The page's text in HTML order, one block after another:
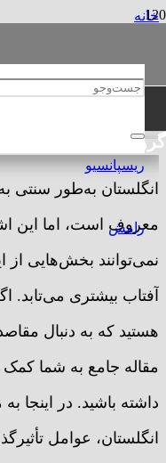
گروه حقوقی و
خانه
آفتابی ‌ترین
انگلستان به‌طور سنتی
معروف است، اما این
نمی‌توانند بخش‌هایی از
آفتاب بیشتری می‌تابد.
هستید که به دنبال
مقاله جامع به شما کمک
داشته باشید. در اینجا
انگلستان، عوامل